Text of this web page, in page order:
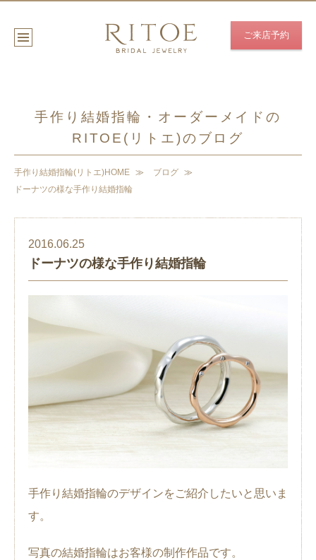
ご来店予約
手作り結婚指輪・オーダーメイドの
RITOE(リトエ)のブログ
手作り結婚指輪(リトエ)HOME
ブログ
ドーナツの様な手作り結婚指輪
2016.06.25
ドーナツの様な手作り結婚指輪
手作り結婚指輪のデザインをご紹介したいと思いま
す。
写真の結婚指輪はお客様の制作作品です。